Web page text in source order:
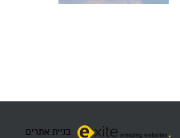
בניית אתרים